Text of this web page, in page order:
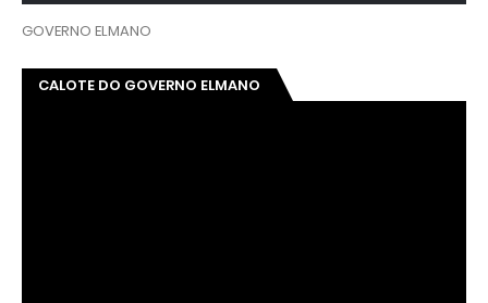
GOVERNO ELMANO
CALOTE DO GOVERNO ELMANO